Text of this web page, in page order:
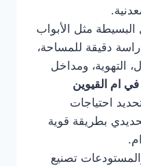
البسيطة مثل الأبواب
دقيقة للمساحة،
التهوية، ومداخل
في ام القيوين
احتياجات
بطريقة قوية
تصنيع